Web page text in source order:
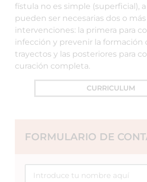
fístula no es simple (superficial),
pueden ser necesarias dos o más
intervenciones: la primera para
infección y prevenir la formación
trayectos y las posteriores para
curación completa.
CURRICULUM
FORMULARIO DE